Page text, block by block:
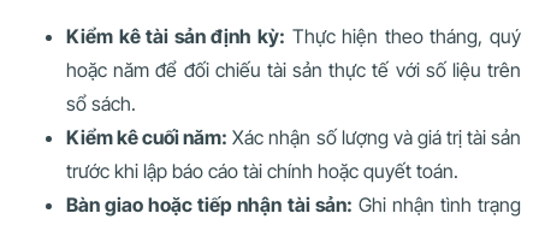
Kiểm kê tài sản định kỳ: Thực hiện theo tháng, quý
hoặc năm để đối chiếu tài sản thực tế với số liệu trên
sổ sách.
Kiểm kê cuối năm: Xác nhận số lượng và giá trị tài sản
trước khi lập báo cáo tài chính hoặc quyết toán.
Bàn giao hoặc tiếp nhận tài sản: Ghi nhận tình trạng